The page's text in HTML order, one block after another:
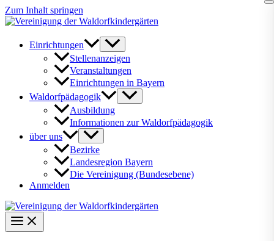
Zum Inhalt springen
Einrichtungen
Stellenanzeigen
Veranstaltungen
Einrichtungen in Bayern
Waldorfpädagogik
Ausbildung
Informationen zur Waldorfpädagogik
über uns
Bezirke
Landesregion Bayern
Die Vereinigung (Bundesebene)
Anmelden